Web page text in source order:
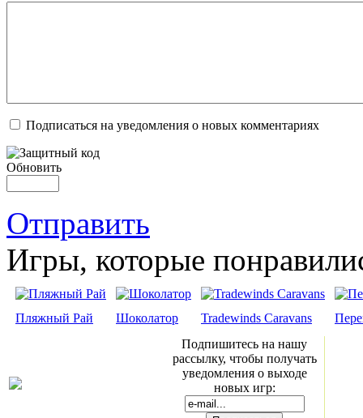
Подписаться на уведомления о новых комментариях
Обновить
Отправить
Игры, которые
Пляжный Рай Шоколатор Tradewinds Caravans
Подпишитесь на нашу
рассылку, чтобы получать
уведомления о выходе
новых игр: